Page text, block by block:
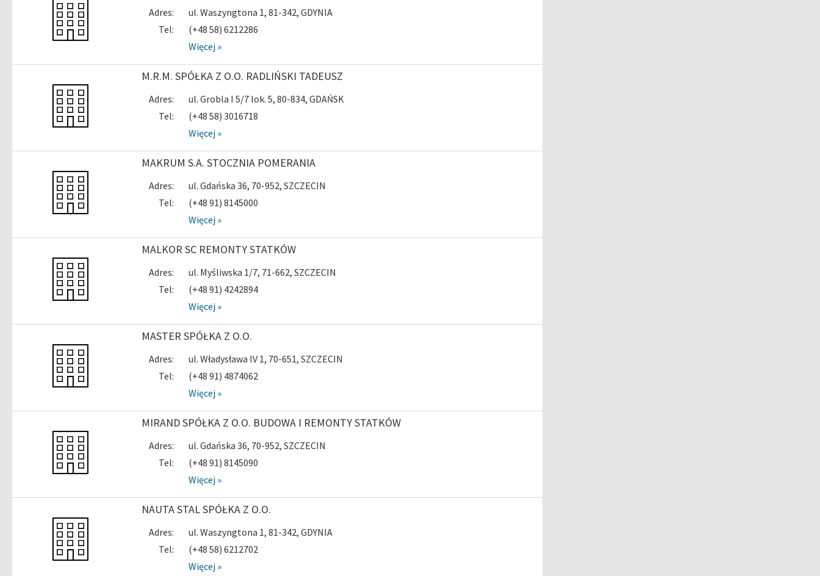
Adres:
ul. Waszyngtona 1, 81-342, GDYNIA
Tel:
(+48 58) 6212286
Więcej »
M.R.M. SPÓŁKA Z O.O. RADLIŃSKI TADEUSZ
Adres:
ul. Grobla I 5/7 lok. 5, 80-834, GDAŃSK
Tel:
(+48 58) 3016718
Więcej »
MAKRUM S.A. STOCZNIA POMERANIA
Adres:
ul. Gdańska 36, 70-952, SZCZECIN
Tel:
(+48 91) 8145000
Więcej »
MALKOR SC REMONTY STATKÓW
Adres:
ul. Myśliwska 1/7, 71-662, SZCZECIN
Tel:
(+48 91) 4242894
Więcej »
MASTER SPÓŁKA Z O.O.
Adres:
ul. Władysława IV 1, 70-651, SZCZECIN
Tel:
(+48 91) 4874062
Więcej »
MIRAND SPÓŁKA Z O.O. BUDOWA I REMONTY STATKÓW
Adres:
ul. Gdańska 36, 70-952, SZCZECIN
Tel:
(+48 91) 8145090
Więcej »
NAUTA STAL SPÓŁKA Z O.O.
Adres:
ul. Waszyngtona 1, 81-342, GDYNIA
Tel:
(+48 58) 6212702
Więcej »